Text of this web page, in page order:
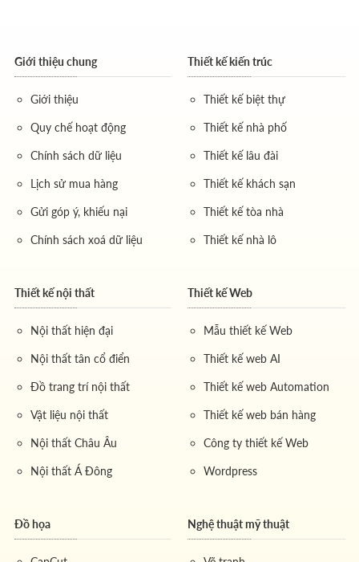
Giới thiệu chung
Giới thiệu
Quy chế hoạt động
Chính sách dữ liệu
Lịch sử mua hàng
Gửi góp ý, khiếu nại
Chính sách xoá dữ liệu
Thiết kế kiến trúc
Thiết kế biệt thự
Thiết kế nhà phố
Thiết kế lâu đài
Thiết kế khách sạn
Thiết kế tòa nhà
Thiết kế nhà lô
Thiết kế nội thất
Nội thất hiện đại
Nội thất tân cổ điển
Đồ trang trí nội thất
Vật liệu nội thất
Nội thất Châu Âu
Nội thất Á Đông
Thiết kế Web
Mẫu thiết kế Web
Thiết kế web AI
Thiết kế web Automation
Thiết kế web bán hàng
Công ty thiết kế Web
Wordpress
Đồ họa Nghệ thuật mỹ thuật